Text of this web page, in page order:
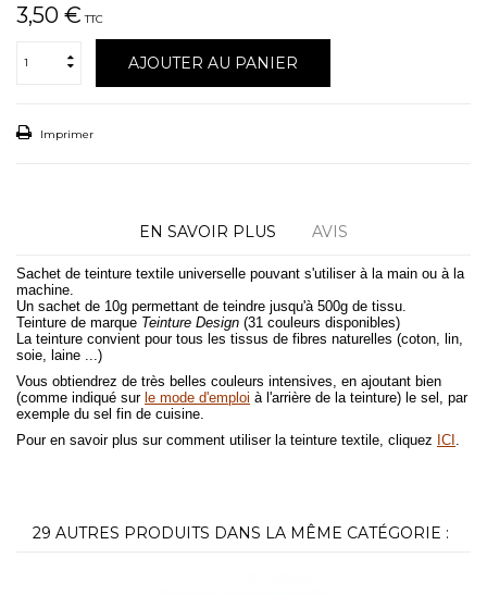
3,50 € TTC
AJOUTER AU PANIER
Imprimer
EN SAVOIR PLUS AVIS
Sachet de teinture textile universelle pouvant s'utiliser à la main ou à la
machine.
Un sachet de 10g permettant de teindre jusqu'à 500g de tissu.
Teinture de marque Teinture Design (31 couleurs disponibles)
La teinture convient pour tous les tissus de fibres naturelles (coton, lin,
soie, laine ...)
Vous obtiendrez de très belles couleurs intensives, en ajoutant bien
(comme indiqué sur le mode d'emploi à l'arrière de la teinture) le sel, par
exemple du sel fin de cuisine.
Pour en savoir plus sur comment utiliser la teinture textile, cliquez ICI
29 AUTRES PRODUITS DANS LA MÊME CATÉGORIE :